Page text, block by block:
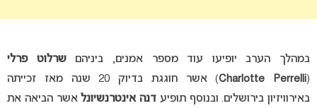
במהלך הערב יופיעו עוד מספר אמנים, ביניהםשרלוט פרלי
(
Charlotte Perrelli
) אשר חוגגת בדיוק 20 שנה מאז זכייתה
באירוויזיון בירושלים. ובנוסף תופיע דנה אינטרנשיונל אשר הביאה את